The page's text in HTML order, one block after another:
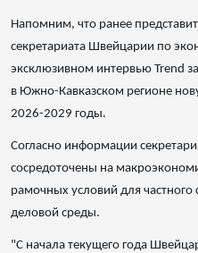
Напомним, что ранее
секретариата Швейцарии по
эксклюзивном интервью Trend
в Южно-Кавказском регионе
2026-2029 годы.
Согласно информации
сосредоточены на
рамочных условий для частного
деловой среды.
"С начала текущего года